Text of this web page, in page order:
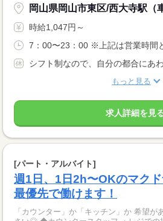
岡山県岡山市東区/西大寺駅（
時給1,047円～
7：00〜23：00 ※上記は営業時間
シフト制なので、自分の都合にあわ
もっと見る
求人詳細を見
[パート・アルバイト]
週1日、1日2h〜OKのマク
最優先で働けます！
「カウンター」か「キッチン」か 希望が